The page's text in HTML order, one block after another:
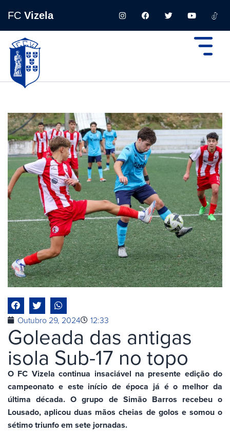
FC Vizela
Outubro 29, 2024 12:33
Goleada das antigas
isola Sub-17 no topo
O FC Vizela continua insaciável na presente edição do
campeonato e este início de época já é o melhor da
última década. O grupo de Simão Barros recebeu o
Lousado, aplicou duas mãos cheias de golos e somou o
sétimo triunfo em sete jornadas.